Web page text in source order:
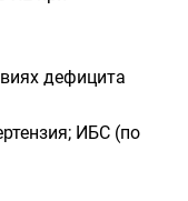
дефицита
ИБС (по